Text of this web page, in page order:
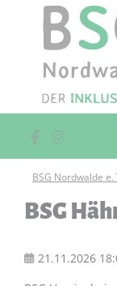
BSG Nordwalde e.
BSG
21.11.2026